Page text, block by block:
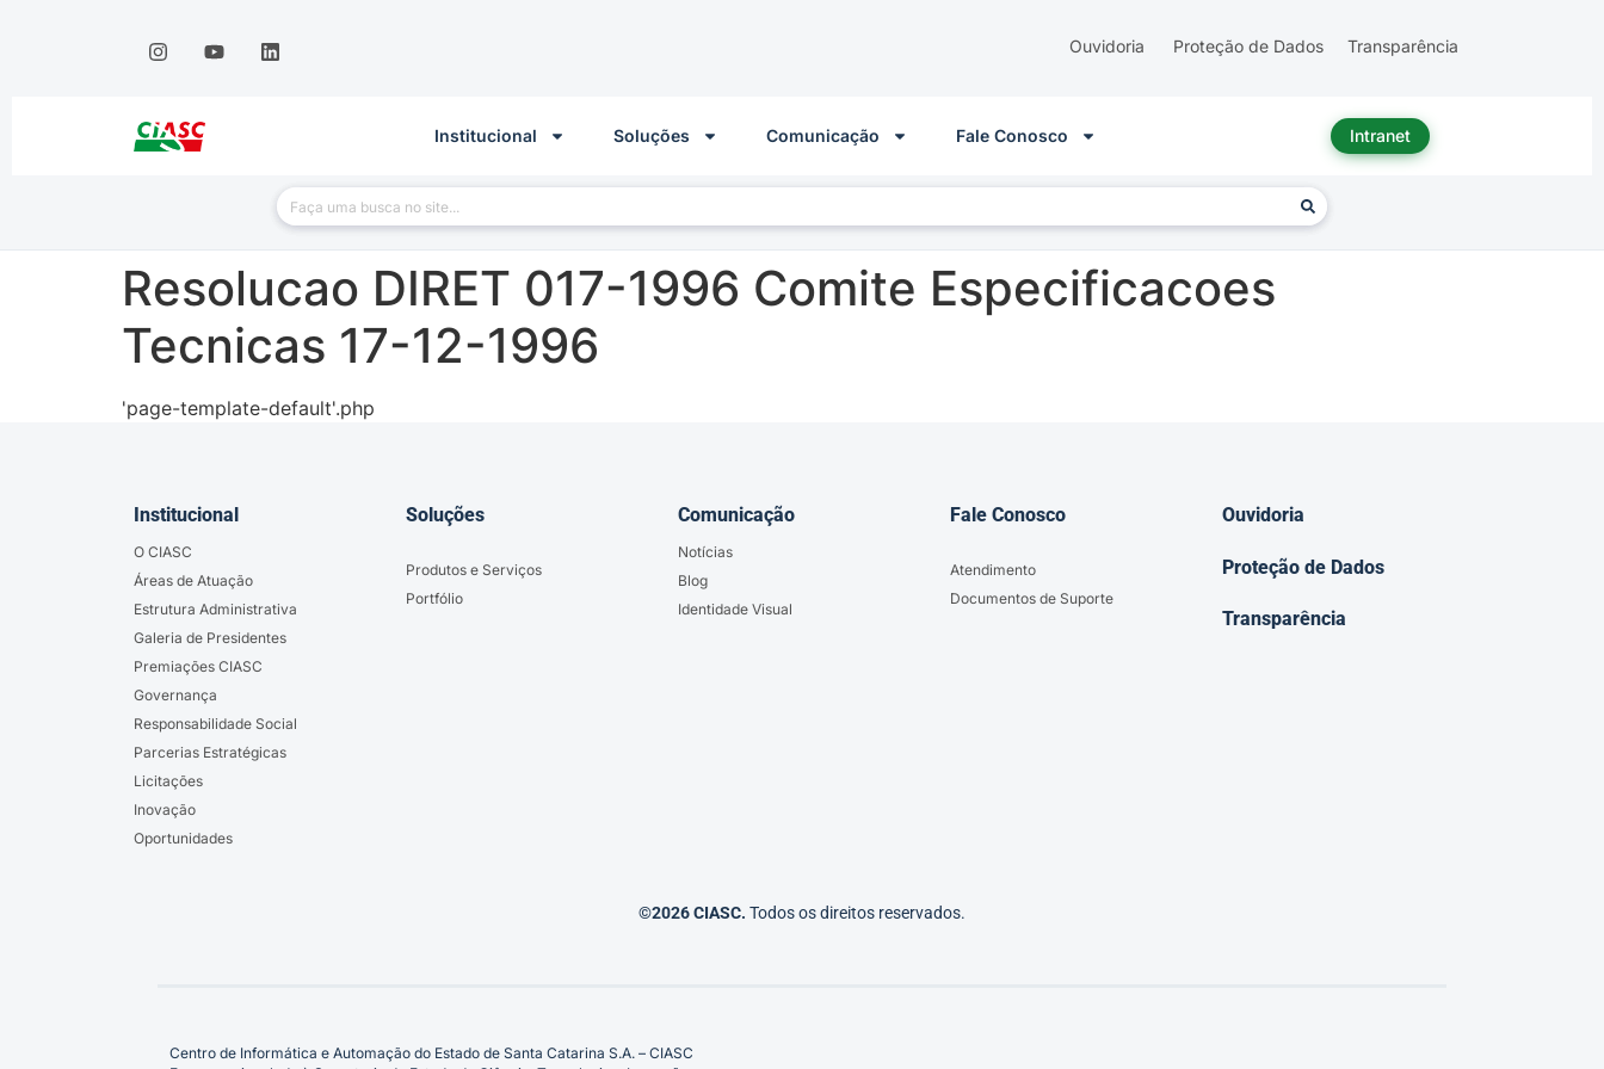
Ouvidoria Proteção de Dados Transparência
Institucional Soluções Comunicação Fale Conosco Intranet
Resolucao DIRET 017-1996 Comite Especificacoes
Tecnicas 17-12-1996
'page-template-default'.php
Institucional
O CIASC
Áreas de Atuação
Estrutura Administrativa
Galeria de Presidentes
Premiações CIASC
Governança
Responsabilidade Social
Parcerias Estratégicas
Licitações
Inovação
Oportunidades
Soluções
Produtos e Serviços
Portfólio
Comunicação
Notícias
Blog
Identidade Visual
Fale Conosco
Atendimento
Documentos de Suporte
Ouvidoria
Proteção de Dados
Transparência
©2026 CIASC. Todos os direitos reservados.
Centro de Informática e Automação do Estado de Santa Catarina S.A. – CIASC